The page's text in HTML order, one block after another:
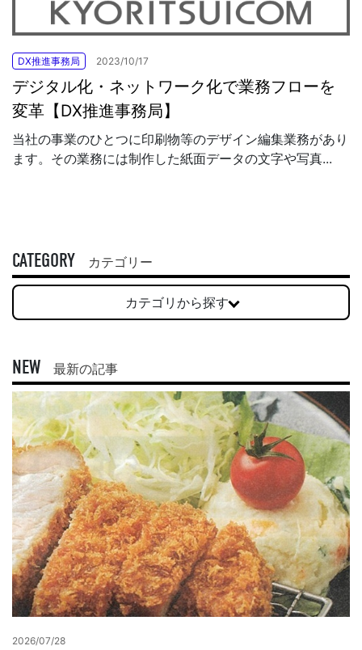
DX推進事務局 2023/10/17
デジタル化・ネットワーク化で業務フローを
変革【DX推進事務局】
当社の事業のひとつに印刷物等のデザイン編集業務があり
ます。その業務には制作した紙面データの文字や写真...
CATEGORY カテゴリー
カテゴリから探す
NEW 最新の記事
2026/07/28